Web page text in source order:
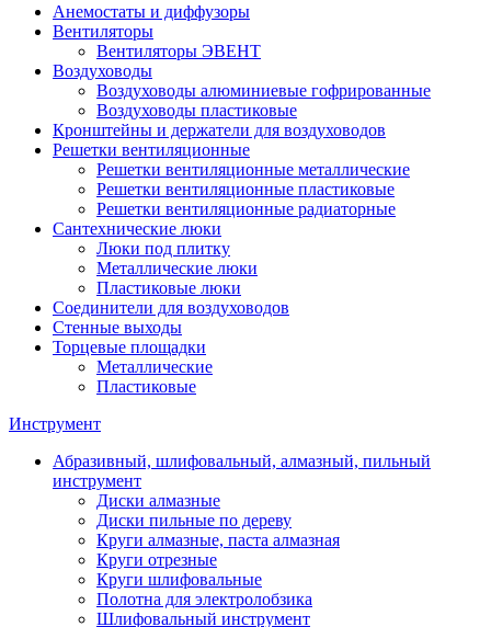
Анемостаты и диффузоры
Вентиляторы
Вентиляторы ЭВЕНТ
Воздуховоды
Воздуховоды алюминиевые гофрированные
Воздуховоды пластиковые
Кронштейны и держатели для воздуховодов
Решетки вентиляционные
Решетки вентиляционные металлические
Решетки вентиляционные пластиковые
Решетки вентиляционные радиаторные
Сантехнические люки
Люки под плитку
Металлические люки
Пластиковые люки
Соединители для воздуховодов
Стенные выходы
Торцевые площадки
Металлические
Пластиковые
Инструмент
Абразивный, шлифовальный, алмазный, пильный
инструмент
Диски алмазные
Диски пильные по дереву
Круги алмазные, паста алмазная
Круги отрезные
Круги шлифовальные
Полотна для электролобзика
Шлифовальный инструмент